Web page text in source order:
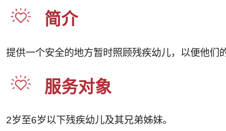
简介
提供一个安全的地方暂时照顾残疾幼儿，以便他们
服务对象
2岁至6岁以下残疾幼儿及其兄弟姊妹。